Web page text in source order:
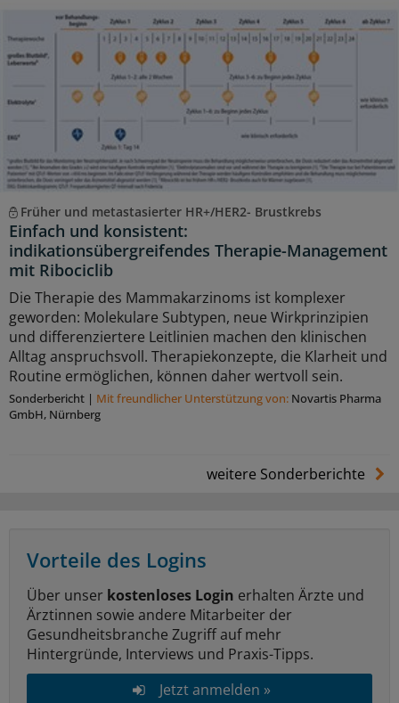
Früher und metastasierter HR+/HER2- Brustkrebs
Einfach und konsistent:
indikationsübergreifendes Therapie-Management
mit Ribociclib
Die Therapie des Mammakarzinoms ist komplexer
geworden: Molekulare Subtypen, neue Wirkprinzipien
und differenziertere Leitlinien machen den klinischen
Alltag anspruchsvoll. Therapiekonzepte, die Klarheit und
Routine ermöglichen, können daher wertvoll sein.
Sonderbericht | Mit freundlicher Unterstützung von: Novartis Pharma
GmbH, Nürnberg
weitere Sonderberichte
Vorteile des Logins
Über unser kostenloses Login erhalten Ärzte und
Ärztinnen sowie andere Mitarbeiter der
Gesundheitsbranche Zugriff auf mehr
Hintergründe, Interviews und Praxis-Tipps.
Jetzt anmelden »